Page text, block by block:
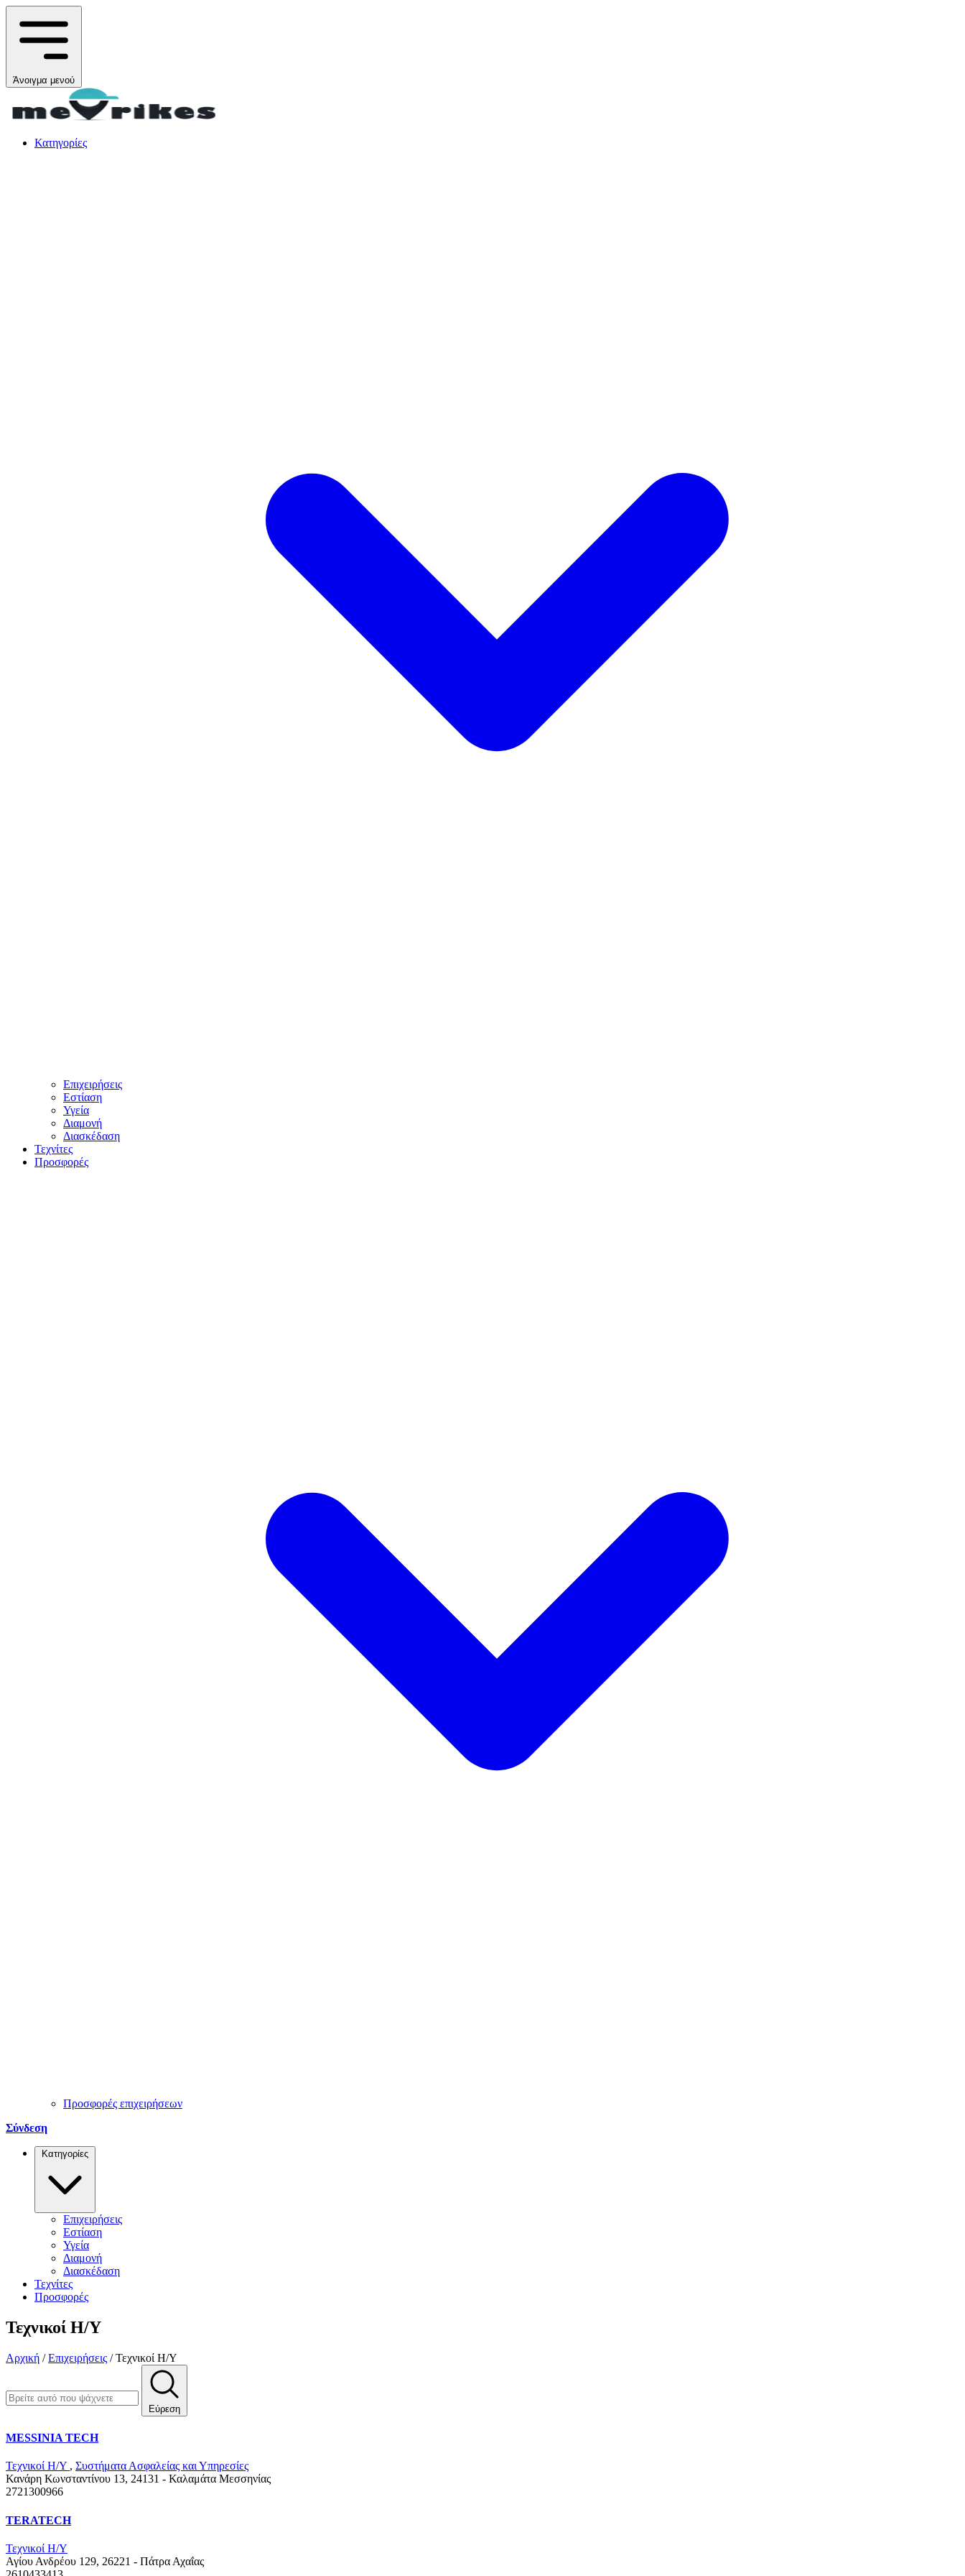
Άνοιγμα μενού
Κατηγορίες
Επιχειρήσεις
Εστίαση
Υγεία
Διαμονή
Διασκέδαση
Τεχνίτες
Προσφορές
Προσφορές επιχειρήσεων
Σύνδεση
Κατηγορίες
Επιχειρήσεις
Εστίαση
Υγεία
Διαμονή
Διασκέδαση
Τεχνίτες
Προσφορές
Τεχνικοί Η/Υ
Αρχική / Επιχειρήσεις / Τεχνικοί Η/Υ
Εύρεση
MESSINIA TECH
Τεχνικοί Η/Υ , Συστήματα Ασφαλείας και Υπηρεσίες
Κανάρη Κωνσταντίνου 13, 24131 - Καλαμάτα Μεσσηνίας
2721300966
TERATECH
Τεχνικοί Η/Υ
Αγίου Ανδρέου 129, 26221 - Πάτρα Αχαΐας